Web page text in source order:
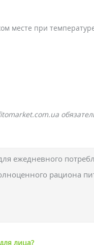
месте при
ежедневного
рациона
лица?